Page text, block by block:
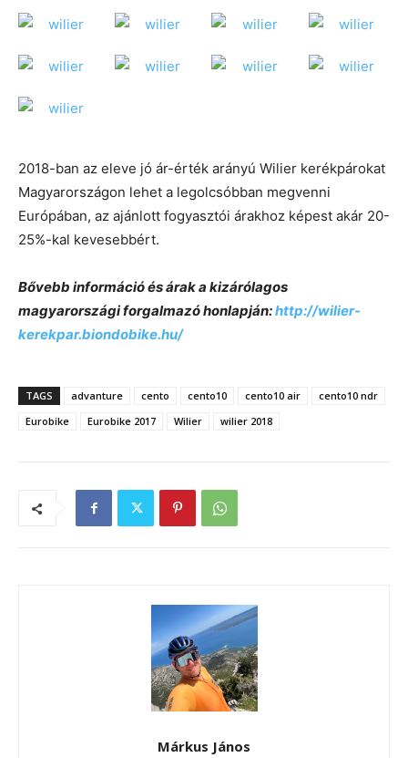
2018-ban az eleve jó ár-érték arányú Wilier kerékpárokat
Magyarországon lehet a legolcsóbban megvenni
Európában, az ajánlott fogyasztói árakhoz képest akár 20-
25%-kal kevesebbért.
Bővebb információ és árak a kizárólagos
magyarországi forgalmazó honlapján:http://wilier-
kerekpar.biondobike.hu/
TAGS advanture cento cento10 cento10 air
cento10 ndr
Eurobike
Eurobike 2017 Wilier wilier 2018
Márkus János